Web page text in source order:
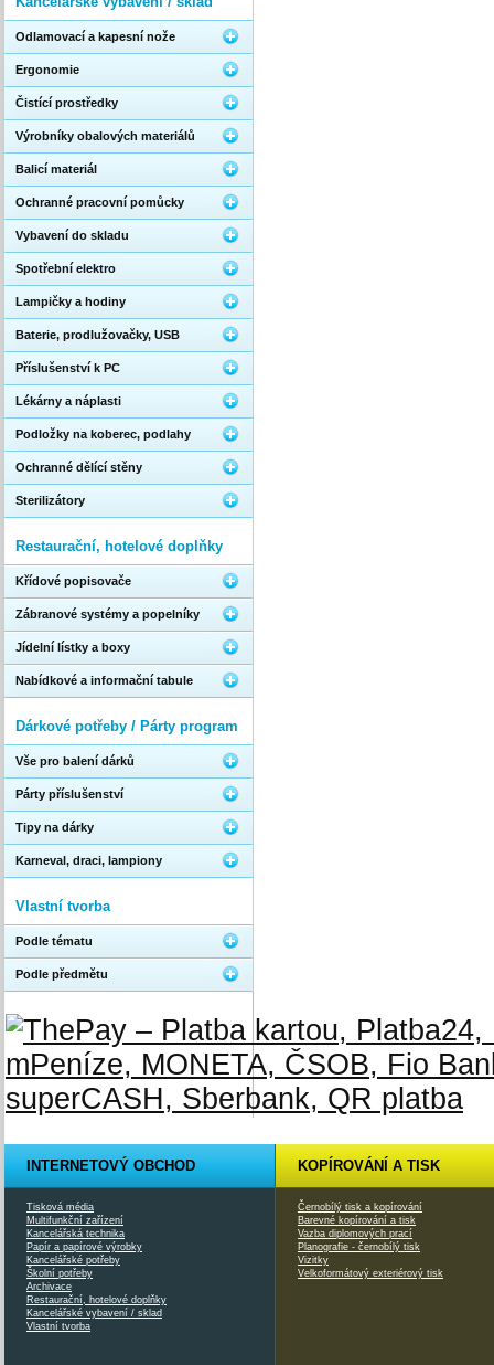
Odlamovací a kapesní nože
Ergonomie
Čistící prostředky
Výrobníky obalových materiálů
Balicí materiál
Ochranné pracovní pomůcky
Vybavení do skladu
Spotřební elektro
Lampičky a hodiny
Baterie, prodlužovačky, USB
Příslušenství k PC
Lékárny a náplasti
Podložky na koberec, podlahy
Ochranné dělící stěny
Sterilizátory
Restaurační, hotelové doplňky
Křídové popisovače
Zábranové systémy a popelníky
Jídelní lístky a boxy
Nabídkové a informační tabule
Dárkové potřeby / Párty program
Vše pro balení dárků
Párty příslušenství
Tipy na dárky
Karneval, draci, lampiony
Vlastní tvorba
Podle tématu
Podle předmětu
INTERNETOVÝ OBCHOD
Tisková média
Multifunkční zařízení
Kancelářská technika
Papír a papírové výrobky
Kancelářské potřeby
Školní potřeby
Archivace
Restaurační, hotelové doplňky
Kancelářské vybavení / sklad
Vlastní tvorba
KOPÍROVÁNÍ A TISK
Černobílý tisk a kopírování
Barevné kopírování a tisk
Vazba diplomových prací
Planografie - černobílý tisk
Vizitky
Velkoformátový exteriérový tisk